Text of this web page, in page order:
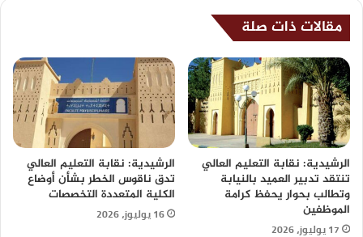
مقالات ذات صلة
الرشيدية: نقابة التعليم العالي
تنتقد تدبير العميد بالنيابة
وتطالب بحوار يحفظ كرامة
الموظفين
17 يوليوز، 2026
الرشيدية: نقابة التعليم العالي
تدق ناقوس الخطر بشأن أوضاع
الكلية المتعددة التخصصات
16 يوليوز، 2026